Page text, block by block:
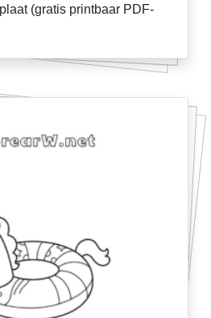
(gratis printbaar PDF-